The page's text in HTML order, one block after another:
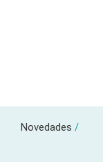
Novedades /